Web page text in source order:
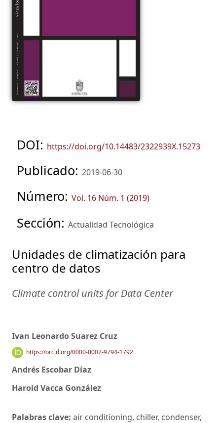
DOI: https://doi.org/10.14483/2322939X.15273
Publicado: 2019-06-30
Número: Vol. 16 Núm. 1 (2019)
Sección: Actualidad Tecnológica
Unidades de climatización para
centro de datos
Climate control units for Data Center
Ivan Leonardo Suarez Cruz
https://orcid.org/0000-0002-9794-1792
Andrés Escobar Díaz
Harold Vacca González
Palabras clave: air conditioning, chiller, condenser,